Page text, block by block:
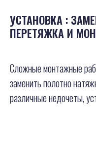
УСТАНОВКА :
ПЕРЕТЯЖКА И
Сложные монтажные
заменить полотно
различные недочеты,